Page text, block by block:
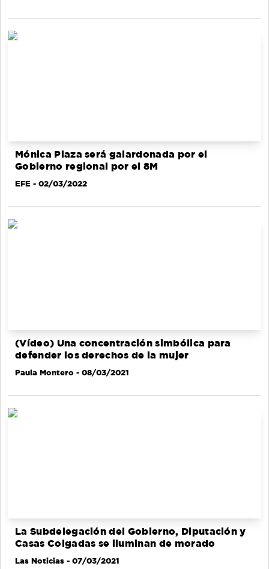
Mónica Plaza será galardonada por el
Gobierno regional por el 8M
EFE - 02/03/2022
(Vídeo) Una concentración simbólica para
defender los derechos de la mujer
Paula Montero - 08/03/2021
La Subdelegación del Gobierno, Diputación y
Casas Colgadas se iluminan de morado
Las Noticias - 07/03/2021